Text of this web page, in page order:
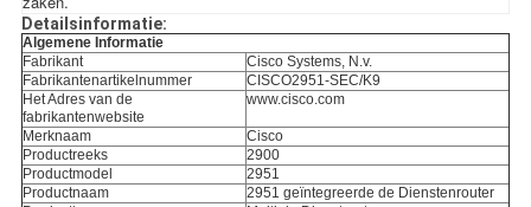
Detailsinformatie:
Algemene Informatie
Fabrikant
Cisco Systems, N.v.
Fabrikantenartikelnummer
CISCO2951-SEC/K9
Het Adres van de
fabrikantenwebsite
www.cisco.com
Merknaam
Cisco
Productreeks
2900
Productmodel
2951
Productnaam
2951 geïntegreerde de Dienstenrouter